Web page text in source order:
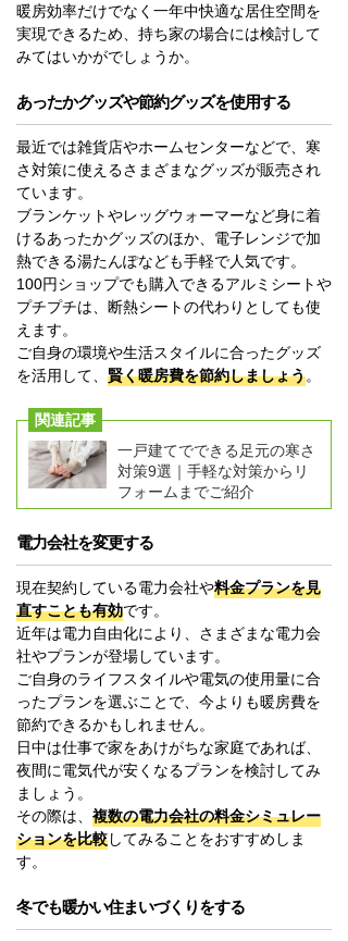
暖房効率だけでなく一年中快適な居住空間を
実現できるため、持ち家の場合には検討して
みてはいかがでしょうか。
あったかグッズや節約グッズを使用する
最近では雑貨店やホームセンターなどで、寒
さ対策に使えるさまざまなグッズが販売され
ています。
ブランケットやレッグウォーマーなど身に着
けるあったかグッズのほか、電子レンジで加
熱できる湯たんぽなども手軽で人気です。
100円ショップでも購入できるアルミシートや
プチプチは、断熱シートの代わりとしても使
えます。
ご自身の環境や生活スタイルに合ったグッズ
を活用して、 賢く暖房費を節約しましょう。
関連記事
一戸建てでできる足元の寒さ
対策9選｜手軽な対策からリ
フォームまでご紹介
電力会社を変更する
現在契約している電力会社や料金プランを見
直すことも有効です。
近年は電力自由化により、さまざまな電力会
社やプランが登場しています。
ご自身のライフスタイルや電気の使用量に合
ったプランを選ぶことで、今よりも暖房費を
節約できるかもしれません。
日中は仕事で家をあけがちな家庭であれば、
夜間に電気代が安くなるプランを検討してみ
ましょう。
その際は、 複数の電力会社の料金シミュレー
ションを比較してみることをおすすめしま
す。
冬でも暖かい住まいづくりをする